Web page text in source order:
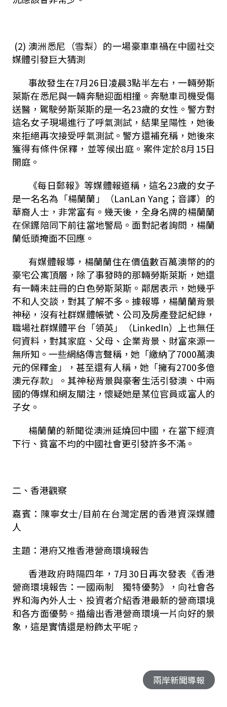
(2) 澳洲悉尼（雪梨）的一場豪車車禍在中國社交
媒體引發巨大猜測
事故發生在7月26日凌晨3點半左右，一輛勞斯
萊斯在悉尼與一輛奔馳迎面相撞。奔馳車司機受傷
送醫，駕駛勞斯萊斯的是一名23歲的女性。警方對
這名女子現場進行了呼氣測試，結果呈陽性，她後
來拒絕再次接受呼氣測試。警方還補充稱，她後來
獲得有條件保釋，並等候出庭。案件定於8月 15日
開庭。
《每日郵報》等媒體報道稱，這名23歲的女子
是一名名為「楊蘭蘭」（LanLan Yang ；音譯）的
華裔人士，非常富有。幾天後，全身名牌的楊蘭蘭
在保鏢陪同下前往當地警局。面對記者詢問，楊蘭
蘭低頭掩面不回應。
有媒體報導，楊蘭蘭住在價值數百萬澳幣的的
豪宅公寓頂層，除了事發時的那輛勞斯萊斯，她還
有一輛未註冊的白色勞斯萊斯。鄰居表示，她幾乎
不和人交談，對其了解不多。據報導，楊蘭蘭背景
神秘，沒有社群媒體帳號、公司及房產登記紀錄，
職場社群媒體平台「領英」（LinkedIn）上也無任
何資料，對其家庭、父母、企業背景、財富來源一
無所知。一些網絡傳言聲稱，她「繳納了7000萬澳
元的保釋金」，甚至還有人稱，她「擁有2700多億
澳元存款」。其神秘背景與豪奢生活引發澳、中兩
國的傳媒和網友關注，懷疑她是某位官員或富人的
子女。
楊蘭蘭的新聞從澳洲延燒回中國，在當下經濟
下行、貧富不均的中國社會更引發許多不滿。
二、香港觀察
嘉賓：陳寧女士/目前在台灣定居的香港資深媒體
人
主題：港府又推香港營商環境報告
香港政府時隔四年， 7月30日再次發表《香港
營商環境報告：一國兩制 獨特優勢》，向社會各
界和海內外人士、投資者介紹香港最新的營商環境
和各方面優勢。描繪出香港營商環境一片向好的景
象，這是實情還是粉飾太平呢﹖
兩岸新聞導報